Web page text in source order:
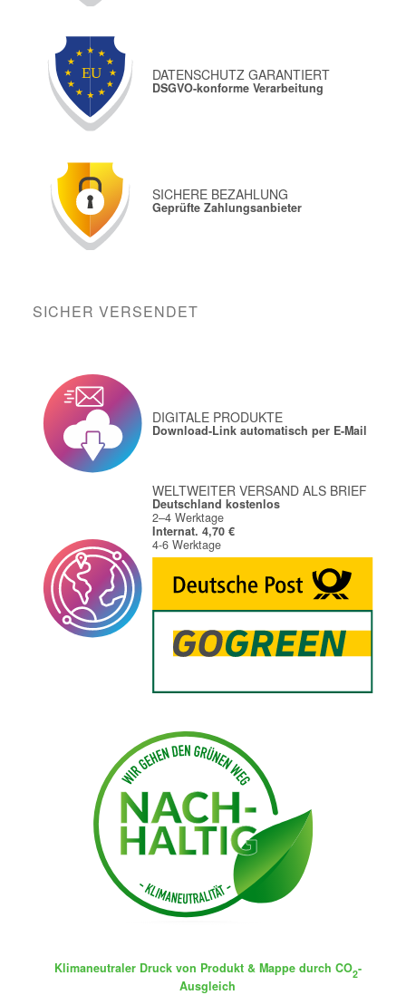
DATENSCHUTZ GARANTIERT
DSGVO-konforme Verarbeitung
SICHERE BEZAHLUNG
Geprüfte Zahlungsanbieter
SICHER VERSENDET
DIGITALE PRODUKTE
Download-Link automatisch per E-Mail
WELTWEITER VERSAND ALS BRIEF
Deutschland kostenlos
2–4 Werktage
Internat. 4,70 €
4-6 Werktage
Klimaneutraler Druck von Produkt & Mappe durch CO2-
Ausgleich